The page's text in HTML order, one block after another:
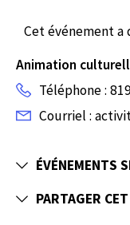
Cet événement a
Animation
Téléphone :
Courriel :
ÉVÉNEMENTS
PARTAGER